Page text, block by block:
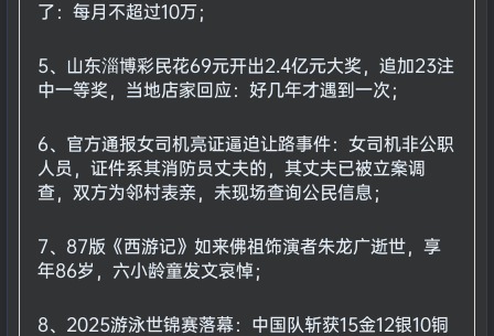
了：每月不超过10万；
5、山东淄博彩民花69元开出2.4亿元大奖，追加23注
中一等奖，当地店家回应：好几年才遇到一次；
6、官方通报女司机亮证逼迫让路事件：女司机非公职
人员，证件系其消防员丈夫的，其丈夫已被立案调
查，双方为邻村表亲，未现场查询公民信息；
7、87版《西游记》如来佛祖饰演者朱龙广逝世，享
年86岁，六小龄童发文哀悼；
8、2025游泳世锦赛落幕：中国队斩获15金12银10铜